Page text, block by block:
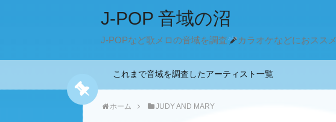
J-POP 音域の沼
J-POPなど歌メロの音域を調査 カラオケなどにおススメ
これまで音域を調査したアーティスト一覧
ホーム JUDY AND MARY